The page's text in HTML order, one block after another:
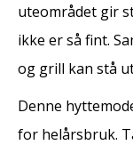
uteområdet gir
ikke er så fint.
og grill kan stå
Denne
for helårsbruk.